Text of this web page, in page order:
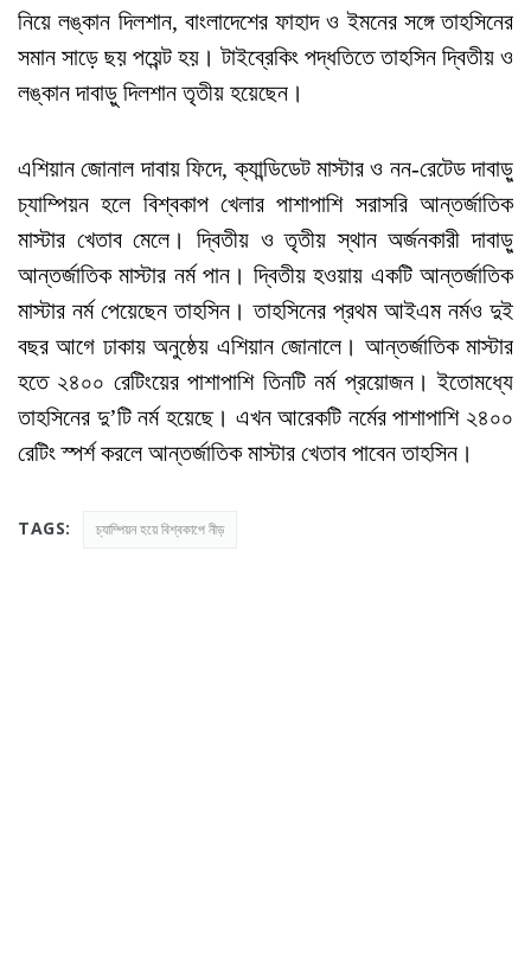
নিয়ে লঙ্কান দিলশান, বাংলাদেশের ফাহাদ ও ইমনের সঙ্গে তাহসিনের
সমান সাড়ে ছয় পয়েন্ট হয়। টাইব্রেকিং পদ্ধতিতে তাহসিন দ্বিতীয় ও
লঙ্কান দাবাড়ু দিলশান তৃতীয় হয়েছেন।
এশিয়ান জোনাল দাবায় ফিদে, ক্যান্ডিডেট মাস্টার ও নন-রেটেড দাবাড়ু
চ্যাম্পিয়ন হলে বিশ্বকাপ খেলার পাশাপাশি সরাসরি আন্তর্জাতিক
মাস্টার খেতাব মেলে। দ্বিতীয় ও তৃতীয় স্থান অর্জনকারী দাবাড়ু
আন্তর্জাতিক মাস্টার নর্ম পান। দ্বিতীয় হওয়ায় একটি আন্তর্জাতিক
মাস্টার নর্ম পেয়েছেন তাহসিন। তাহসিনের প্রথম আইএম নর্মও দুই
বছর আগে ঢাকায় অনুষ্ঠেয় এশিয়ান জোনালে। আন্তর্জাতিক মাস্টার
হতে ২৪০০ রেটিংয়ের পাশাপাশি তিনটি নর্ম প্রয়োজন। ইতোমধ্যে
তাহসিনের দু’টি নর্ম হয়েছে। এখন আরেকটি নর্মের পাশাপাশি ২৪০০
রেটিং স্পর্শ করলে আন্তর্জাতিক মাস্টার খেতাব পাবেন তাহসিন।
TAGS: চ্যাম্পিয়ন হয়ে বিশ্বকাপে নীড়